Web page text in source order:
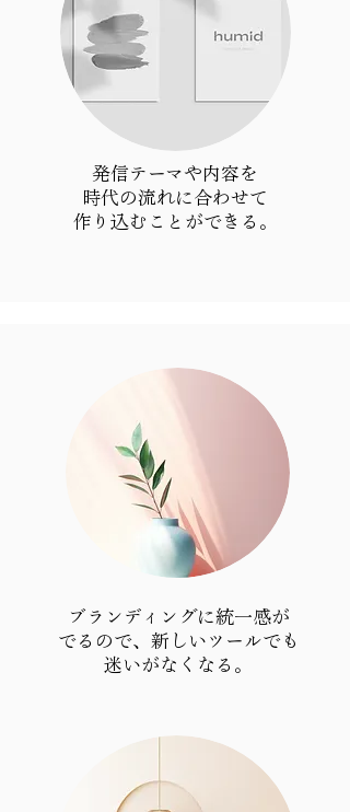
発信テーマや内容を
時代の流れに合わせて​
​作り込むことができる。
ブランディングに統一感が
でるので、新しいツールでも
​迷いがなくなる。